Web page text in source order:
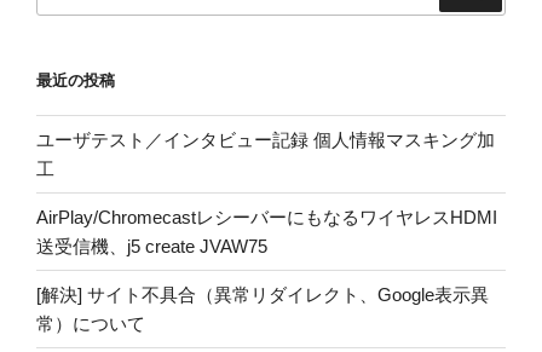
最近の投稿
ユーザテスト／インタビュー記録 個人情報マスキング加
工
AirPlay/ChromecastレシーバーにもなるワイヤレスHDMI
送受信機、j5 create JVAW75
[解決] サイト不具合（異常リダイレクト、Google表示異
常）について